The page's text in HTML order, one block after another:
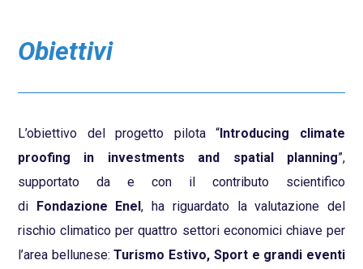
Obiettivi
L’obiettivo del progetto pilota “Introducing climate
proofing in investments and spatial planning”,
supportato da e con il contributo scientifico
di Fondazione Enel, ha riguardato la valutazione del
rischio climatico per quattro settori economici chiave per
l’area bellunese:Turismo Estivo, Sport e grandi eventi